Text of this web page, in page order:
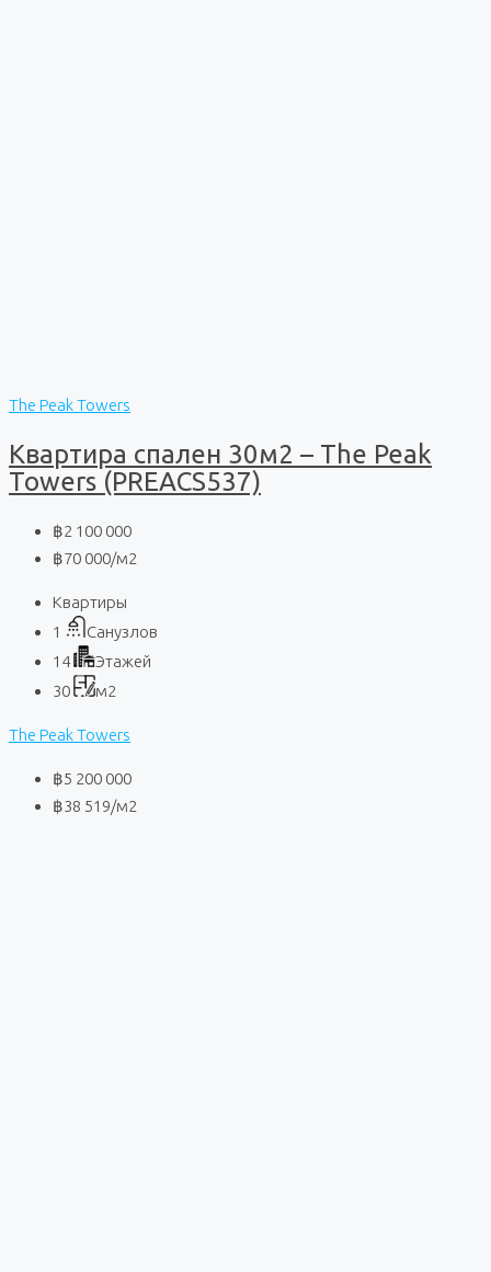
The Peak Towers
Квартира спален 30м2 – The Peak
Towers (PREACS537)
฿2 100 000
฿70 000/м2
Квартиры
1
Санузлов
14
Этажей
30
м2
The Peak Towers
฿5 200 000
฿38 519/м2